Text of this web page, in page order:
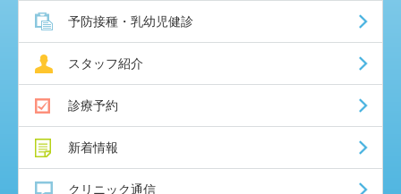
予防接種・乳幼児健診
スタッフ紹介
診療予約
新着情報
クリニック通信